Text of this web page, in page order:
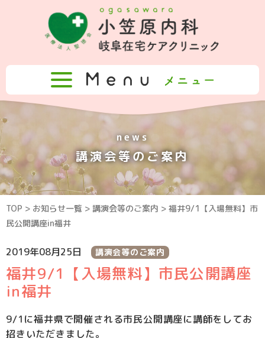
news
講演会等のご案内
TOP > お知らせ一覧 > 講演会等のご案内 > 福井9/1【入場無料】市
民公開講座in福井
2019年08月25日 講演会等のご案内
福井9/1【入場無料】市民公開講座
in福井
9/1に福井県で開催される市民公開講座に講師をしてお
招きいただきました。